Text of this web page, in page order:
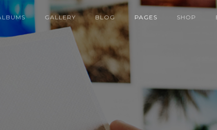
GALLERY BLOG PAGES SHOP